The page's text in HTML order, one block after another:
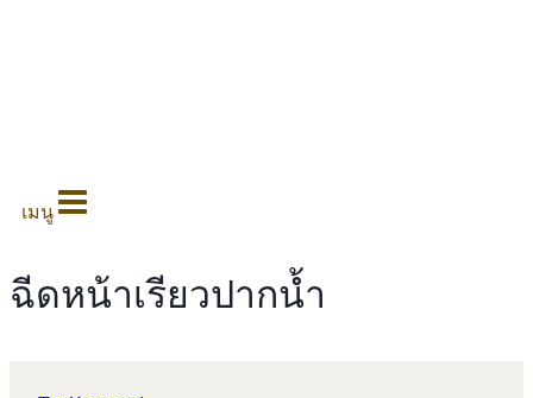
เมนู
ฉีดหน้าเรียวปากน้ำ